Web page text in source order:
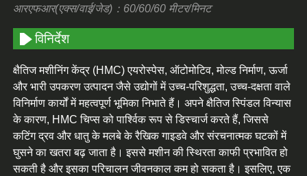
आरएफआर(एक्स/वाई/जेड)：60/60/60 मीटर/मिनट
विनिर्देश
क्षैतिज मशीनिंग केंद्र (HMC) एयरोस्पेस, ऑटोमोटिव, मोल्ड निर्माण, ऊर्जा
और भारी उपकरण उत्पादन जैसे उद्योगों में उच्च-परिशुद्धता, उच्च-दक्षता वाले
विनिर्माण कार्यों में महत्वपूर्ण भूमिका निभाते हैं। अपने क्षैतिज स्पिंडल विन्यास
के कारण, HMC चिप्स को पार्श्विक रूप से डिस्चार्ज करते हैं, जिससे
कटिंग द्रव और धातु के मलबे के रैखिक गाइडवे और संरचनात्मक घटकों में
घुसने का खतरा बढ़ जाता है। इससे मशीन की स्थिरता काफी प्रभावित हो
सकती है और इसका परिचालन जीवनकाल कम हो सकता है। इसलिए, एक